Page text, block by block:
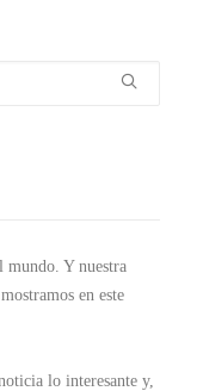
mundo. Y nuestra
en este
lo interesante y,